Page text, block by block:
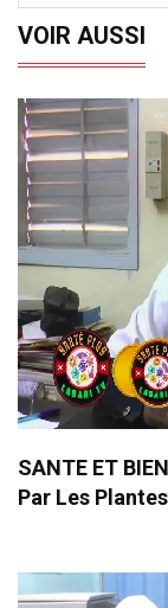
VOIR AUSSI
SANTE ET
Par Les Plantes